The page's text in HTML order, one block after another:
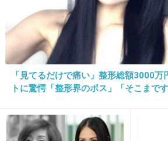
+171
21. 匿名2026/07/07(火) 22:39:25
>>16
まさに今朝美容室からLINEが
しばらくはカード以外の支払
って。いつもより早い時間帯
「見てるだけで痛い」整形総額3000
トに驚愕「整形界のボス」「そこまで